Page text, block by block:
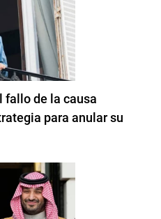
fallo de la causa
para anular su